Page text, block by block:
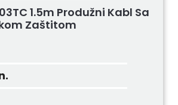
1.5m Produžni Kabl Sa
Zaštitom